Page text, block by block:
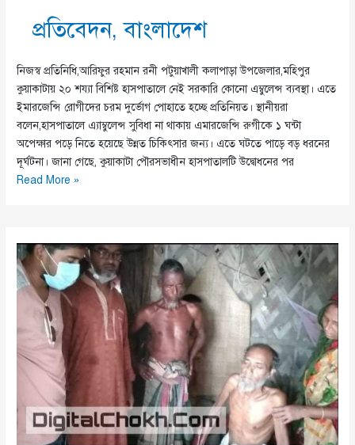
প্রতিবেদন,বাংলাদেশ
নিজস্ব প্রতিনিধি,আরিফুর রহমান রনী পটুয়াখালী কলাপাড়া উপজেলার,মহিপুর
কুয়াকাটায় ২০ শয্যা বিশিষ্ট হাসপাতালে নেই সরকারি কোনো এম্বুলেন্স ব্যবস্থা। এতে
ইমারজেন্সি রোগীদের চরম দুর্ভোগ পোহাতে হচ্ছে প্রতিনিয়ত। স্থানীয়রা
বলেন,হাসপাতালে এ্যাম্বুলেন্স সুবিধা না থাকায় এমারজেন্সি রুগীকে ১ ঘন্টা
অপেক্ষার পড়ে নিতে হয়েছে উন্নত চিকিৎসার জন্য। এতে ঘটতে পাড়ে বড় ধরনের
দূর্ঘটনা। জানা গেছে, কুয়াকাটা পৌরসভাধীন হাসপাতালটি উদ্বোধনের পর
কুয়াকাটায়
হাস্পাতালে
নেই
সরকারি
এম্বুলেন্স
ব্যবস্থা,ইমার্জেন্সি
রোগিদের
দুর্ভোগ!
Read More »